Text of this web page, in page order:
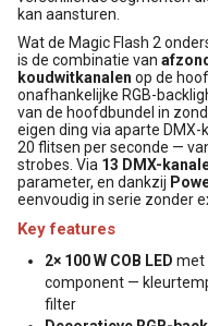
kan aansturen.
Wat de Magic Flash 2
is de combinatie van
koudwitkanalen op de
onafhankelijke RGB-
van de hoofdbundel in
eigen ding via aparte
20 flitsen per seconde —
strobes. Via 13 DMX-
parameter, en dankzij
eenvoudig in serie zonder
Key features
2× 100 W COB LED met
component —
filter